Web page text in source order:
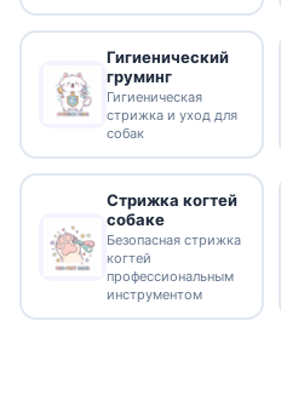
Гигиенический
груминг
Гигиеническая
стрижка и уход для
собак
Стрижка когтей
собаке
Безопасная стрижка
когтей
профессиональным
инструментом